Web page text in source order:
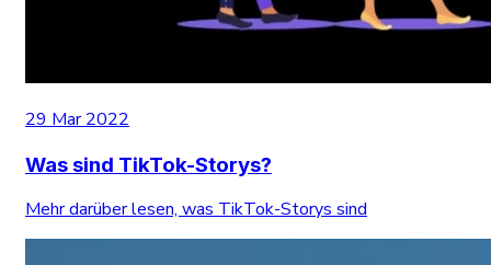
29 Mar 2022
Was sind TikTok-Storys?
Mehr darüber lesen, was TikTok-Storys sind